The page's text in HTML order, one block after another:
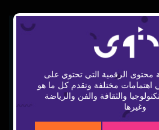
Play
الرقمية التي تحتوي على
اهتمامات مختلفة وتقدم كل ما هو
والثقافة والفن والرياضة
وغيرها